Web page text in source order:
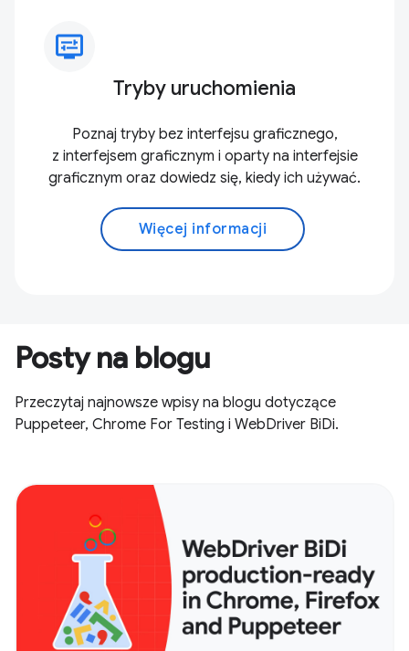
display_settings
Tryby uruchomienia
Poznaj tryby bez interfejsu graficznego,
z interfejsem graficznym i oparty na interfejsie
graficznym oraz dowiedz się, kiedy ich używać.
Więcej informacji
Posty na blogu
Przeczytaj najnowsze wpisy na blogu dotyczące
Puppeteer, Chrome For Testing i WebDriver BiDi.